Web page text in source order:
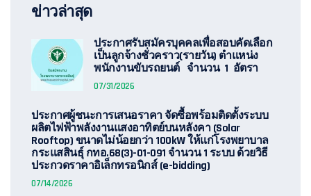
ข่าวล่าสุด
ประกาศรับสมัครบุคคลเพื่อสอบคัดเลือก
เป็นลูกจ้างชั่วคราว(รายวัน) ตำแหน่ง
พนักงานขับรถยนต์ จำนวน 1 อัตรา
07/31/2026
ประกาศผู้ชนะการเสนอราคา จัดซื้อพร้อมติดตั้งระบบ
ผลิตไฟฟ้าพลังงานแสงอาทิตย์บนหลังคา (Solar
Rooftop) ขนาดไม่น้อยกว่า 100kW ให้แก่โรงพยาบาล
กระแสสินธุ์ กทอ.68(3)-01-091 จำนวน 1 ระบบ ด้วยวิธี
ประกวดราคาอิเล็กทรอนิกส์ (e-bidding)
07/14/2026